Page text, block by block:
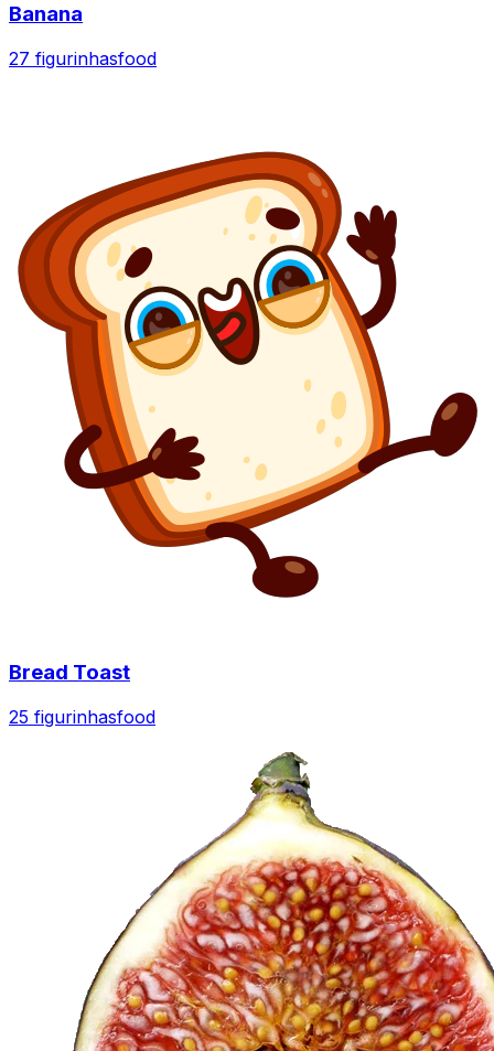
Banana
27 figurinhasfood
Bread Toast
25 figurinhasfood